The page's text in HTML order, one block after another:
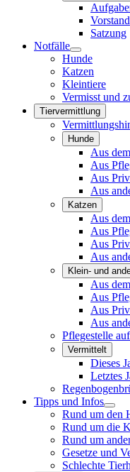
Vorstand
Satzung
Notfälle
Hunde
Katzen
Kleintiere
Vermisst und
Tiervermittlung
Hunde
Aus
Aus
Aus
Aus
Katzen
Aus
Aus
Aus
Aus
Klein- und
Aus
Aus
Aus
Aus
Pflegestelle
Vermittelt
Dieses
Letztes
Tipps und Infos
Rund um den
Rund um die
Rund um
Gesetze und
Schlechte